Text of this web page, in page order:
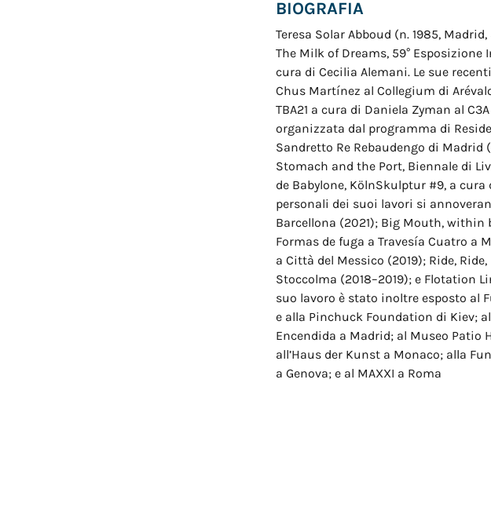
BIOGRAFIA
Teresa Solar Abboud (n. 1985,
The Milk of Dreams, 59° Esposizione
cura di Cecilia Alemani. Le sue
Chus Martínez al Collegium di
TBA21 a cura di Daniela Zyman al
organizzata dal programma di
Sandretto Re Rebaudengo di Madrid
Stomach and the Port, Biennale di
de Babylone, KölnSkulptur #9, a
personali dei suoi lavori si
Barcellona (2021); Big Mouth, within
Formas de fuga a Travesía Cuatro a
a Città del Messico (2019); Ride,
Stoccolma (2018–2019); e Flotation
suo lavoro è stato inoltre esposto al
e alla Pinchuck Foundation di Kiev;
Encendida a Madrid; al Museo Patio
all’Haus der Kunst a Monaco; alla
a Genova; e al MAXXI a Roma